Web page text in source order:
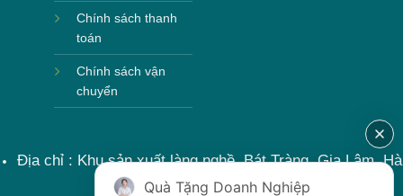
Chính sách thanh
toán
Chính sách vận
chuyển
Địa chỉ : Khu sản xuất làng nghề, Bát Tràng, Gia Lâm, Hà
Nội, Việt Nam
Quà Tặng Doanh Nghiệp